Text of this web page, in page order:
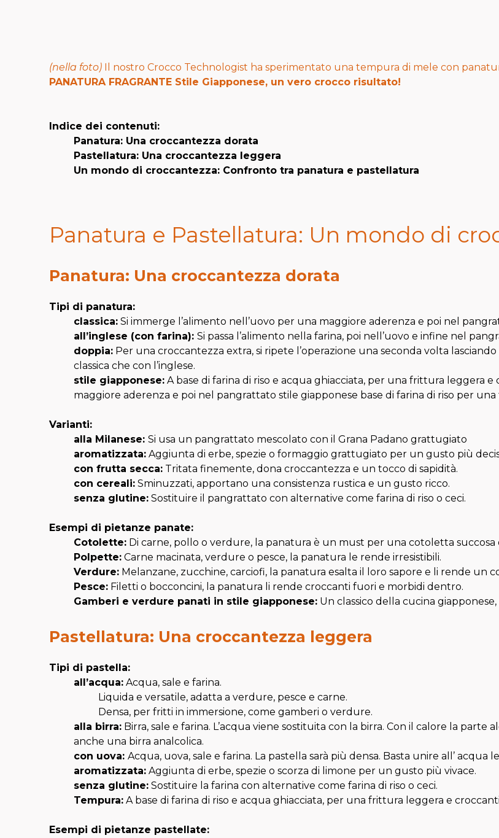
(nella foto) Il nostro Crocco Technologist ha sperimentato una tempura di mele con
PANATURA FRAGRANTE Stile Giapponese, un vero crocco risultato!
Indice dei contenuti:
Panatura: Una croccantezza dorata
Pastellatura: Una croccantezza leggera
Un mondo di croccantezza: Confronto tra panatura e pastellatura
Panatura e Pastellatura: Un mondo di
Panatura: Una croccantezza dorata
Tipi di panatura:
classica: Si immerge l’alimento nell’uovo per una maggiore aderenza e poi nel
all’inglese (con farina): Si passa l’alimento nella farina, poi nell’uovo e infine nel
doppia: Per una croccantezza extra, si ripete l’operazione una seconda volta
classica che con l’inglese.
stile giapponese: A base di farina di riso e acqua ghiacciata, per una frittura leggera
maggiore aderenza e poi nel pangrattato stile giapponese base di farina di riso per
Varianti:
alla Milanese: Si usa un pangrattato mescolato con il Grana Padano grattugiato
aromatizzata: Aggiunta di erbe, spezie o formaggio grattugiato per un gusto più
con frutta secca: Tritata finemente, dona croccantezza e un tocco di sapidità.
con cereali: Sminuzzati, apportano una consistenza rustica e un gusto ricco.
senza glutine: Sostituire il pangrattato con alternative come farina di riso o ceci.
Esempi di pietanze panate:
Cotolette: Di carne, pollo o verdure, la panatura è un must per una cotoletta succosa
Polpette: Carne macinata, verdure o pesce, la panatura le rende irresistibili.
Verdure: Melanzane, zucchine, carciofi, la panatura esalta il loro sapore e li rende un
Pesce: Filetti o bocconcini, la panatura li rende croccanti fuori e morbidi dentro.
Gamberi e verdure panati in stile giapponese: Un classico della cucina
Pastellatura: Una croccantezza leggera
Tipi di pastella:
all’acqua: Acqua, sale e farina.
Liquida e versatile, adatta a verdure, pesce e carne.
Densa, per fritti in immersione, come gamberi o verdure.
alla birra: Birra, sale e farina. L’acqua viene sostituita con la birra. Con il calore la
anche una birra analcolica.
con uova: Acqua, uova, sale e farina. La pastella sarà più densa. Basta unire all’ acqua
aromatizzata: Aggiunta di erbe, spezie o scorza di limone per un gusto più vivace.
senza glutine: Sostituire la farina con alternative come farina di riso o ceci.
Tempura: A base di farina di riso e acqua ghiacciata, per una frittura leggera e
Esempi di pietanze pastellate: